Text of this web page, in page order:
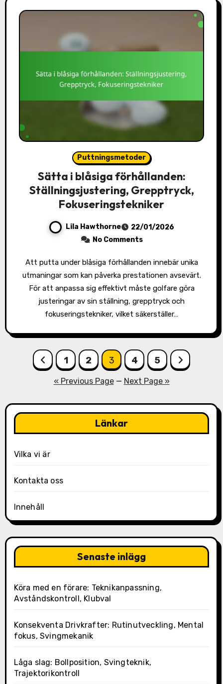
Puttningsmetoder
Sätta i blåsiga förhållanden:
Ställningsjustering, Grepptryck,
Fokuseringstekniker
Lila Hawthorne
22/01/2026
No Comments
Att putta under blåsiga förhållanden innebär unika
utmaningar som kan påverka prestationen avsevärt.
För att anpassa sig effektivt måste golfare göra
justeringar av sin ställning, grepptryck och
fokuseringstekniker, vilket säkerställer…
Posts
pagination
1 2 3 4 5
« Previous Page— Next Page »
Länkar
Vilka vi är
Kontakta oss
Innehåll
Senaste inlägg
Köra med en förare: Teknikanpassning,
Avståndskontroll, Klubval
Konsekventa Drivkrafter: Rutinutveckling, Mental
fokus, Svingmekanik
Låga slag: Bollposition, Svingteknik,
Trajektorikontroll